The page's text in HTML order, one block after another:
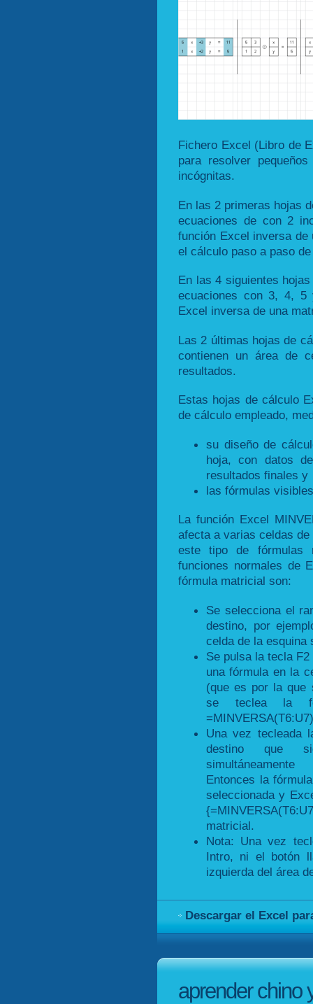
Fichero Excel (Libro de
para resolver
incógnitas.
En las 2 primeras hojas
ecuaciones de con 2
función Excel inversa de
el cálculo paso a paso
En las 4 siguientes
ecuaciones con 3, 4, 5
Excel inversa de una
Las 2 últimas hojas de
contienen un área de
resultados.
Estas hojas de cálculo
de cálculo empleado,
su diseño de
hoja, con datos
resultados finales y
las fórmulas
La función Excel
afecta a varias celdas
este tipo de fórmulas
funciones normales de
fórmula matricial son:
Se selecciona el
destino, por
celda de la esquina
Se pulsa la tecla
una fórmula en la
(que es por la que
se teclea la
Una vez tecleada
destino que
Entonces la
seleccionada y
matricial.
Nota: Una vez
Intro, ni el botón
izquierda del área
Descargar el Excel
aprender chino